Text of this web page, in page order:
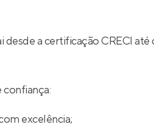
desde a certificação CRECI
confiança:
excelência;